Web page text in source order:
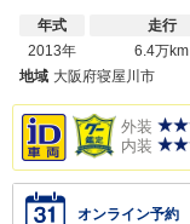
年式
2013年
走行
6.4万km
地域 大阪府寝屋川市
外装
内装
オンライン予約